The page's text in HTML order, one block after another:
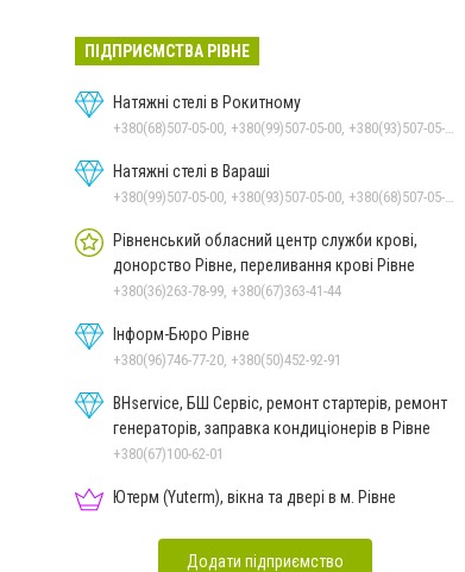
ПІДПРИЄМСТВА РІВНЕ
Натяжні стелі в Рокитному
+380(68)507-05-00, +380(99)507-05-00, +380(93)507-05-00
Натяжні стелі в Вараші
+380(99)507-05-00, +380(93)507-05-00, +380(68)507-05-00
Рівненський обласний центр служби крові,
донорство Рівне, переливання крові Рівне
+380(36)263-78-99, +380(67)363-41-44
Інформ-Бюро Рівне
+380(96)746-77-20, +380(50)452-92-91
BHservice, БШ Сервіс, ремонт стартерів, ремонт
генераторів, заправка кондиціонерів в Рівне
+380(67)100-62-01
Ютерм (Yuterm), вікна та двері в м. Рівне
Додати підприємство